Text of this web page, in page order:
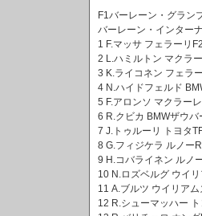
F1バーレーン・グラ
バーレーン・インター
1 F.マッサ フェラーリ
2 L.ハミルトン マクラ
3 K.ライコネン フェラ
4 N.ハイドフェルド
5 F.アロンソ マクラー
6 R.クビカ BMWザウ
7 J.トゥルーリ トヨタ
8 G.フィジケラ ルノー
9 H.コバライネン ルノ
10 N.ロズベルグ ウイ
11 A.ブルツ ウイリア
12 R.シューマッハー